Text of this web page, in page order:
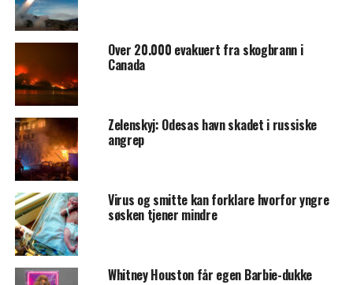
Over 20.000 evakuert fra skogbrann i
Canada
Zelenskyj: Odesas havn skadet i russiske
angrep
Virus og smitte kan forklare hvorfor yngre
søsken tjener mindre
Whitney Houston får egen Barbie-dukke